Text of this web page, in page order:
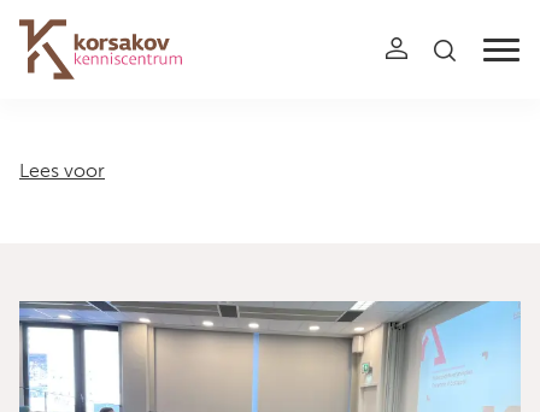
Navigation
Lees voor